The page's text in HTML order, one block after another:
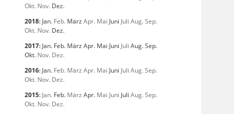
Okt. Nov. Dez.
2018: Jan. Feb. März Apr. Mai Juni Juli Aug.Sep.
Okt. Nov. Dez.
2017: Jan. Feb. März Apr. Mai Juni Juli Aug.Sep.
Okt. Nov. Dez.
2016: Jan. Feb. März Apr. Mai Juni Juli Aug.Sep.
Okt. Nov. Dez.
2015: Jan. Feb. März Apr. Mai Juni Juli Aug.Sep.
Okt. Nov. Dez.